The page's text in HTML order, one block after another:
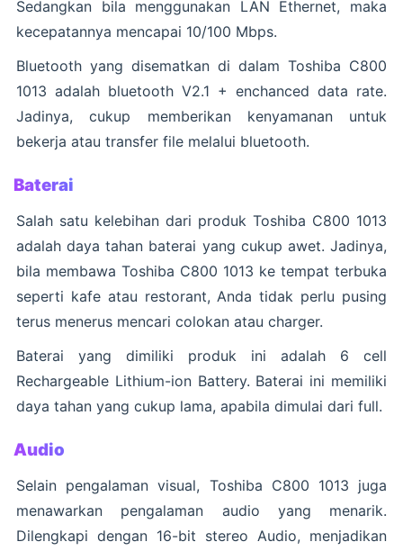
Sedangkan bila menggunakan LAN Ethernet, maka
kecepatannya mencapai 10/100 Mbps.
Bluetooth yang disematkan di dalam Toshiba C800
1013 adalah bluetooth V2.1 + enchanced data rate.
Jadinya, cukup memberikan kenyamanan untuk
bekerja atau transfer file melalui bluetooth.
Baterai
Salah satu kelebihan dari produk Toshiba C800 1013
adalah daya tahan baterai yang cukup awet. Jadinya,
bila membawa Toshiba C800 1013 ke tempat terbuka
seperti kafe atau restorant, Anda tidak perlu pusing
terus menerus mencari colokan atau charger.
Baterai yang dimiliki produk ini adalah 6 cell
Rechargeable Lithium-ion Battery. Baterai ini memiliki
daya tahan yang cukup lama, apabila dimulai dari full.
Audio
Selain pengalaman visual, Toshiba C800 1013 juga
menawarkan pengalaman audio yang menarik.
Dilengkapi dengan 16-bit stereo Audio, menjadikan